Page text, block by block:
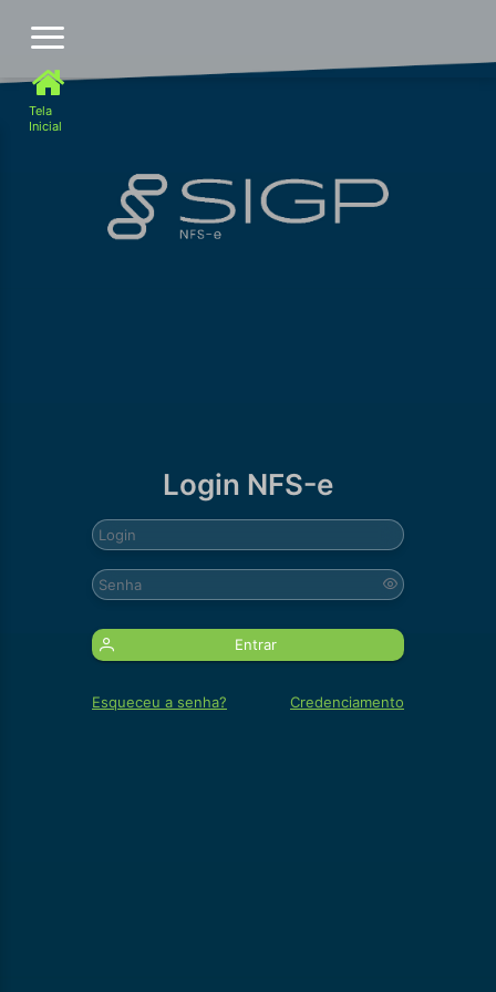
Tela
Inicial
NFS-e Nota Fiscal de
Login NFS-e
Entrar
Esqueceu a senha? Credenciamento